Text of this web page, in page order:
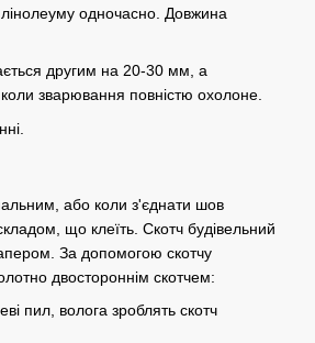
одночасно. Довжина
другим на 20-30 мм, а
зварювання повністю охолоне.
або коли з'єднати шов
що клеїть. Скотч будівельний
За допомогою скотчу
двостороннім скотчем:
пил, волога зроблять скотч